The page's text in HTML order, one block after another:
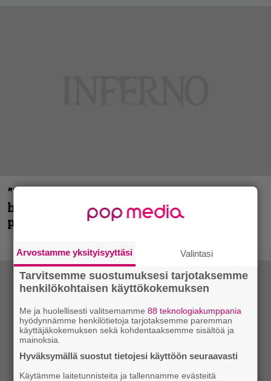
”Mitalini näyttää ihan plektralta” –
huippu-uimari jamittelee Megadethiä
palkinnollaan
Arvostamme yksityisyyttäsi Valintasi
Tarvitsemme suostumuksesi tarjotaksemme
henkilökohtaisen käyttökokemuksen
Me ja huolellisesti valitsemamme88 teknologiakumppania
hyödynnämme henkilötietoja tarjotaksemme paremman
käyttäjäkokemuksen sekä kohdentaaksemme sisältöä ja
mainoksia.
Hyväksymällä suostut tietojesi käyttöön seuraavasti
Käytämme laitetunnisteita ja tallennamme evästeitä